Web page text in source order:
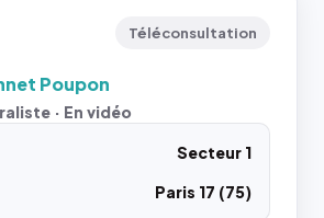
Téléconsultation
Poupon
· En vidéo
Secteur 1
Paris 17 (75)